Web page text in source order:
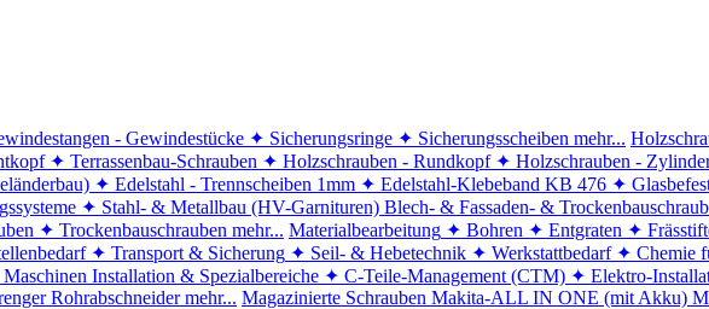
- Gewindestücke ✦ Sicherungsringe ✦ Sicherungsscheiben mehr...
✦ Terrassenbau-Schrauben ✦ Holzschrauben - Rundkopf ✦ Holzschrauben -
✦ Edelstahl - Trennscheiben 1mm ✦ Edelstahl-Klebeband KB 476 ✦
✦ Stahl- & Metallbau (HV-Garnituren) Blech- & Fassaden- &
✦ Trockenbauschrauben mehr... Materialbearbeitung ✦ Bohren ✦ Entgraten ✦
✦ Transport & Sicherung ✦ Seil- & Hebetechnik ✦ Werkstattbedarf ✦ Chemie
Installation & Spezialbereiche ✦ C-Teile-Management (CTM) ✦ Elektro-
Rohrabschneider mehr... Magazinierte Schrauben Makita-ALL IN ONE (mit Akku)